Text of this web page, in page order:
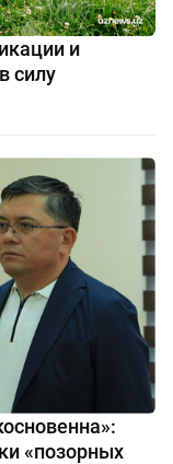
и
силу
«позорных